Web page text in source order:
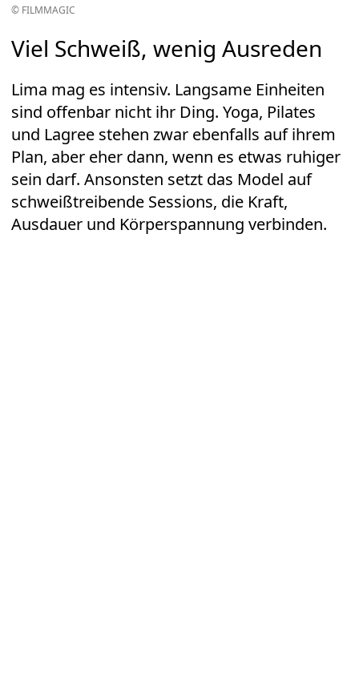
© FILMMAGIC
Viel Schweiß, wenig Ausreden
Lima mag es intensiv. Langsame Einheiten
sind offenbar nicht ihr Ding. Yoga, Pilates
und Lagree stehen zwar ebenfalls auf ihrem
Plan, aber eher dann, wenn es etwas ruhiger
sein darf. Ansonsten setzt das Model auf
schweißtreibende Sessions, die Kraft,
Ausdauer und Körperspannung verbinden.